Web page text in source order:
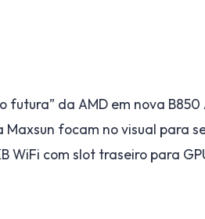
futura” da AMD em nova B850
Maxsun focam no visual para
WiFi com slot traseiro para